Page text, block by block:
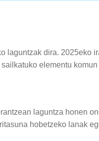
laguntzak dira. 2025eko
elementu kom
laguntza honen
hobetzeko lanak